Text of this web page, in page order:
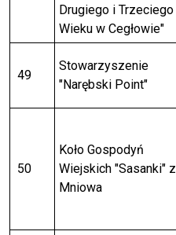
Drugiego i Trzeciego
Wieku w Cegłowie"
49
Stowarzyszenie
"Narębski Point"
50
Koło Gospodyń
Wiejskich "Sasanki" z
Mniowa